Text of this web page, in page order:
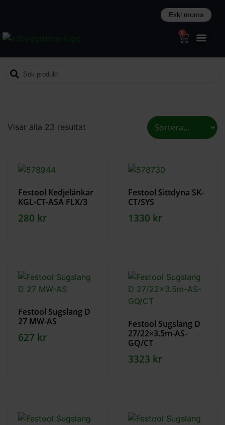
0
Visar alla 23 resultat
Festool Kedjelänkar
KGL-CT-ASA FLX/3
280 kr
Festool Sittdyna SK-
CT/SYS
1330 kr
Festool Sugslang D
27 MW-AS
627 kr
Festool Sugslang D
27/22×3.5m-AS-
GQ/CT
3323 kr